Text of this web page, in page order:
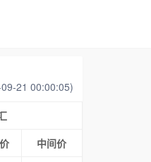
21 00:00:05)
中间价